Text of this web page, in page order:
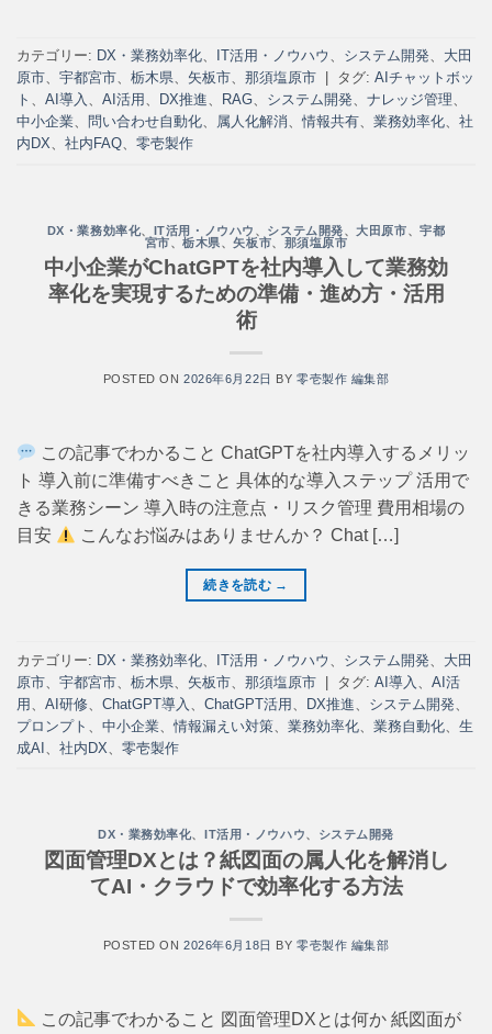
カテゴリー: DX・業務効率化 IT活用・ノウハウ システム開発
大田
原市
宇都宮市 栃木県 矢板市 那須塩原市 タグ: AIチャットボッ
ト
AI導入 AI活用 DX推進 RAG システム開発 ナレッジ管理
中小企業
問い合わせ自動化 属人化解消 、情報共有 業務効率化
社
内DX
社内FAQ 零壱製作
DX・業務効率化、 IT活用・ノウハウ 、 システム開発、大田原市、宇都
宮市、栃木県、矢板市、 那須塩原市
中小企業がChatGPTを社内導入して業務効
率化を実現するための準備・進め方・活用
術
POSTED ON2026年6月22日 BY 零壱製作 編集部
この記事でわかること ChatGPTを社内導入するメリッ
ト 導入前に準備すべきこと 具体的な導入ステップ 活用で
きる業務シーン 導入時の注意点・リスク管理 費用相場の
目安
こんなお悩みはありませんか？ Chat […]
続きを読む →
カテゴリー: DX・業務効率化 IT活用・ノウハウ システム開発
大田
原市
宇都宮市 栃木県 矢板市 那須塩原市 | タグ: AI導入
AI活
用
AI研修 ChatGPT導入 ChatGPT活用 DX推進 システム開発
プロンプト
中小企業 、情報漏えい対策 業務効率化 業務自動化
生
成AI
社内DX 零壱製作
DX・業務効率化、 IT活用・ノウハウ、 システム開発
図面管理DXとは？紙図面の属人化を解消し
てAI・クラウドで効率化する方法
POSTED ON2026年6月18日 BY 零壱製作 編集部
この記事でわかること 図面管理DXとは何か 紙図面が